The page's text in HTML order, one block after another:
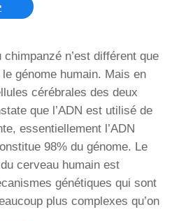
chimpanzé n’est différent que
génome humain. Mais en
cérébrales des deux
que l’ADN est utilisé de
essentiellement l’ADN
98% du génome. Le
cerveau humain est
génétiques qui sont
plus complexes qu’on